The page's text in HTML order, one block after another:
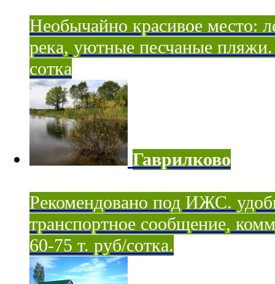
Необычайно красивое место:
река, уютные песчаные
сотка
Гаврилково
Рекомендовано под ИЖС.
транспортное сообщение,
60-75 т. руб/сотка.